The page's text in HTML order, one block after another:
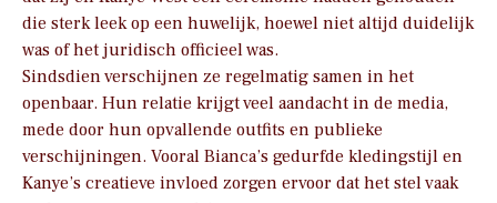
die sterk leek op een huwelijk, hoewel niet altijd duidelijk
was of het juridisch officieel was.
Sindsdien verschijnen ze regelmatig samen in het
openbaar. Hun relatie krijgt veel aandacht in de media,
mede door hun opvallende outfits en publieke
verschijningen. Vooral Bianca’s gedurfde kledingstijl en
Kanye’s creatieve invloed zorgen ervoor dat het stel vaak